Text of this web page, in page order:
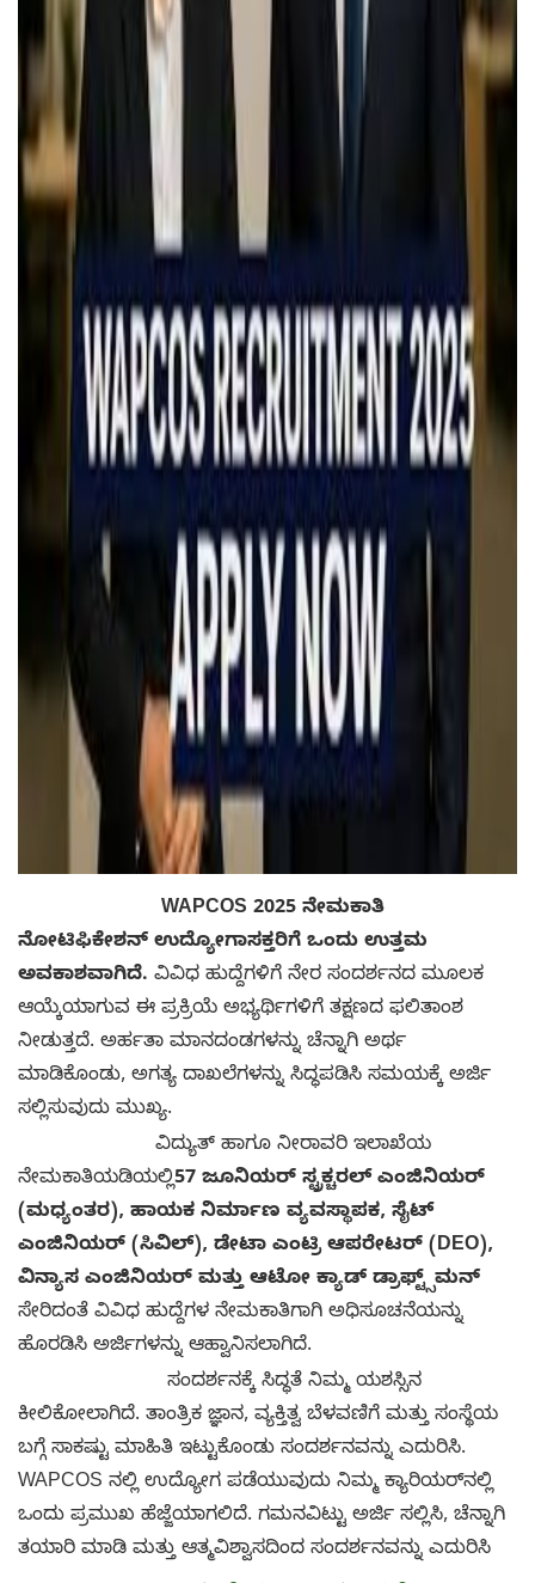
WAPCOS 2025 ನೇಮಕಾತಿ
ನೋಟಿಫಿಕೇಶನ್ ಉದ್ಯೋಗಾಸಕ್ತರಿಗೆ ಒಂದು ಉತ್ತಮ
ಅವಕಾಶವಾಗಿದೆ. ವಿವಿಧ ಹುದ್ದೆಗಳಿಗೆ ನೇರ ಸಂದರ್ಶನದ ಮೂಲಕ
ಆಯ್ಕೆಯಾಗುವ ಈ ಪ್ರಕ್ರಿಯೆ ಅಭ್ಯರ್ಥಿಗಳಿಗೆ ತಕ್ಷಣದ ಫಲಿತಾಂಶ
ನೀಡುತ್ತದೆ. ಅರ್ಹತಾ ಮಾನದಂಡಗಳನ್ನು ಚೆನ್ನಾಗಿ ಅರ್ಥ
ಮಾಡಿಕೊಂಡು, ಅಗತ್ಯ ದಾಖಲೆಗಳನ್ನು ಸಿದ್ಧಪಡಿಸಿ ಸಮಯಕ್ಕೆ ಅರ್ಜಿ
ಸಲ್ಲಿಸುವುದು ಮುಖ್ಯ.
ವಿದ್ಯುತ್ ಹಾಗೂ ನೀರಾವರಿ ಇಲಾಖೆಯ
ನೇಮಕಾತಿಯಡಿಯಲ್ಲಿ57 ಜೂನಿಯರ್ ಸ್ಟ್ರಕ್ಚರಲ್ ಎಂಜಿನಿಯರ್
(ಮಧ್ಯಂತರ), ಹಾಯಕ ನಿರ್ಮಾಣ ವ್ಯವಸ್ಥಾಪಕ, ಸೈಟ್
ಎಂಜಿನಿಯರ್ (ಸಿವಿಲ್), ಡೇಟಾ ಎಂಟ್ರಿ ಆಪರೇಟರ್ (DEO),
ವಿನ್ಯಾಸ ಎಂಜಿನಿಯರ್ ಮತ್ತು ಆಟೋ ಕ್ಯಾಡ್ ಡ್ರಾಫ್ಟ್ಸ್‌ಮನ್
ಸೇರಿದಂತೆ ವಿವಿಧ ಹುದ್ದೆಗಳ ನೇಮಕಾತಿಗಾಗಿ ಅಧಿಸೂಚನೆಯನ್ನು
ಹೊರಡಿಸಿ ಅರ್ಜಿಗಳನ್ನು ಆಹ್ವಾನಿಸಲಾಗಿದೆ.
ಸಂದರ್ಶನಕ್ಕೆ ಸಿದ್ಧತೆ ನಿಮ್ಮ ಯಶಸ್ಸಿನ
ಕೀಲಿಕೋಲಾಗಿದೆ. ತಾಂತ್ರಿಕ ಜ್ಞಾನ, ವ್ಯಕ್ತಿತ್ವ ಬೆಳವಣಿಗೆ ಮತ್ತು ಸಂಸ್ಥೆಯ
ಬಗ್ಗೆ ಸಾಕಷ್ಟು ಮಾಹಿತಿ ಇಟ್ಟುಕೊಂಡು ಸಂದರ್ಶನವನ್ನು ಎದುರಿಸಿ.
WAPCOS ನಲ್ಲಿ ಉದ್ಯೋಗ ಪಡೆಯುವುದು ನಿಮ್ಮ ಕ್ಯಾರಿಯರ್‌ನಲ್ಲಿ
ಒಂದು ಪ್ರಮುಖ ಹೆಜ್ಜೆಯಾಗಲಿದೆ. ಗಮನವಿಟ್ಟು ಅರ್ಜಿ ಸಲ್ಲಿಸಿ, ಚೆನ್ನಾಗಿ
ತಯಾರಿ ಮಾಡಿ ಮತ್ತು ಆತ್ಮವಿಶ್ವಾಸದಿಂದ ಸಂದರ್ಶನವನ್ನು ಎದುರಿಸಿ